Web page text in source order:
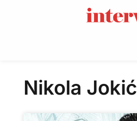
Nikola Jokić